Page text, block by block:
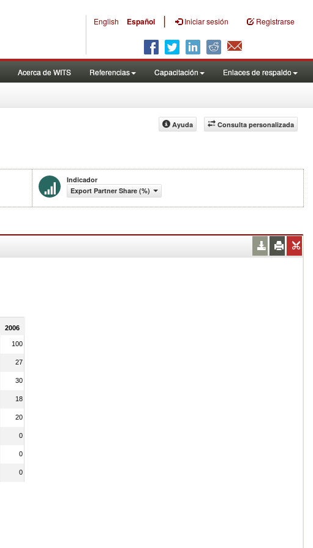
English Español | Iniciar sesión Registrarse
Acerca de WITS Referencias Capacitación Enlaces de respaldo
Consulta personalizada
Ayuda
Indicador
Export Partner Share (%)
2006
100
27
30
18
20
0
0
0